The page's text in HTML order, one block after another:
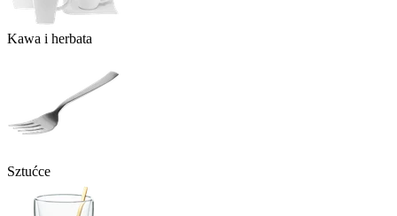
Kawa i herbata
Sztućce